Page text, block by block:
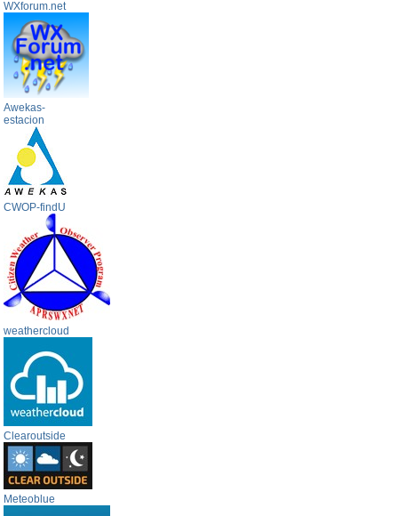
WXforum.net
Awekas-
estacion
CWOP-findU
weathercloud
Clearoutside
Meteoblue